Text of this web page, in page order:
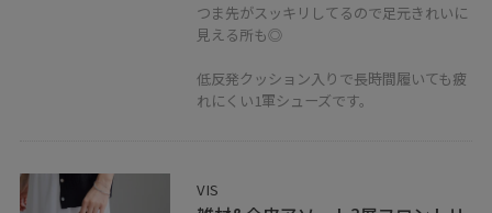
つま先がスッキリしてるので足元きれいに
見える所も◎
低反発クッション入りで長時間履いても疲
れにくい1軍シューズです。
VIS